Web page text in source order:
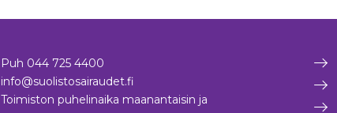
Puh 044 725 4400
info@suolistosairaudet.fi
Toimiston puhelinaika maanantaisin ja